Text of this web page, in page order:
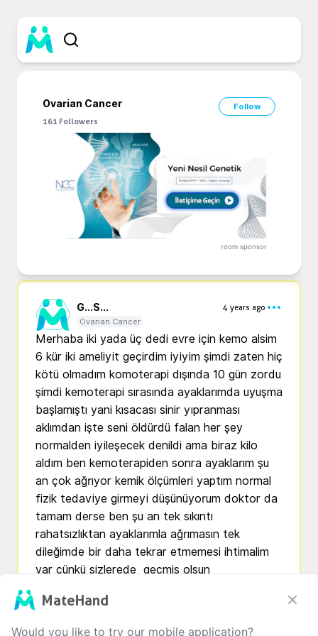
Ovarian Cancer
Follow
161 Followers
room sponsor
G...S...
4 years ago
Ovarian Cancer
Merhaba iki yada üç dedi evre için kemo alsim
6 kür iki ameliyit geçirdim iyiyim şimdi zaten hiç
kötü olmadım komoterapi dışında 10 gün zordu
şimdi kemoterapi sırasında ayaklarımda uyuşma
başlamıştı yani kısacası sinir yıpranması
aklımdan işte seni öldürdü falan her şey
normalden iyileşecek denildi ama biraz kilo
aldım ben kemoterapiden sonra ayaklarım şu
an çok ağrıyor kemik ölçümleri yaptım normal
fizik tedaviye girmeyi düşünüyorum doktor da
tamam derse ben şu an tek sıkıntı
rahatsızlıktan ayaklarımla ağrımasın tek
dileğimde bir daha tekrar etmemesi ihtimalim
var çünkü sizlerede  geçmiş olsun
MateHand
Would you like to try our mobile application?